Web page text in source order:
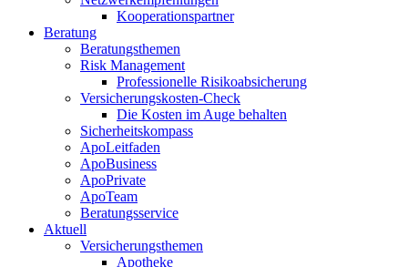
Kooperationspartner
Beratung
Beratungsthemen
Risk Management
Professionelle Risikoabsicherung
Versicherungskosten-Check
Die Kosten im Auge behalten
Sicherheitskompass
ApoLeitfaden
ApoBusiness
ApoPrivate
ApoTeam
Beratungsservice
Aktuell
Versicherungsthemen
Apotheke